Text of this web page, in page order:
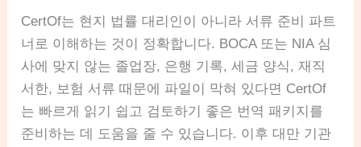
CertOf는 현지 법률 대리인이 아니라 서류 준비 파트
너로 이해하는 것이 정확합니다. BOCA 또는 NIA 심
사에 맞지 않는 졸업장, 은행 기록, 세금 양식, 재직
서한, 보험 서류 때문에 파일이 막혀 있다면 CertOf
는 빠르게 읽기 쉽고 검토하기 좋은 번역 패키지를
준비하는 데 도움을 줄 수 있습니다. 이후 대만 기관